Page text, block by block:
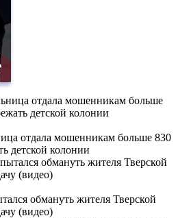
отдала мошенникам больше 830
детской колонии
обмануть жителя Тверской
(видео)